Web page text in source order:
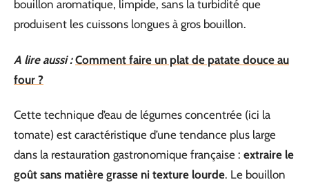
bouillon aromatique, limpide, sans la turbidité que
produisent les cuissons longues à gros bouillon.
A lire aussi : Comment faire un plat de patate douce au
four ?
Cette technique d’eau de légumes concentrée (ici la
tomate) est caractéristique d’une tendance plus large
dans la restauration gastronomique française : extraire le
goût sans matière grasse ni texture lourde. Le bouillon